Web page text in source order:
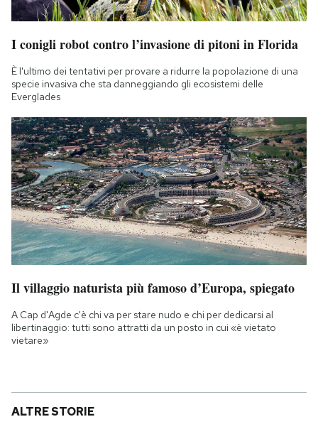
I conigli robot contro l’invasione di pitoni in Florida
È l'ultimo dei tentativi per provare a ridurre la popolazione di una
specie invasiva che sta danneggiando gli ecosistemi delle
Everglades
Il villaggio naturista più famoso d’Europa, spiegato
A Cap d'Agde c'è chi va per stare nudo e chi per dedicarsi al
libertinaggio: tutti sono attratti da un posto in cui «è vietato
vietare»
ALTRE STORIE